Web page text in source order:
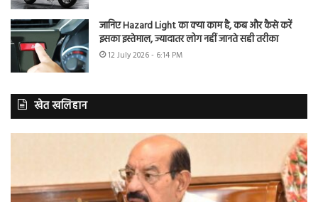
जानिए Hazard Light का क्या काम है, कब और कैसे करें
इसका इस्तेमाल, ज्यादातर लोग नहीं जानते सही तरीका
12 July 2026 - 6:14 PM
खेत खलिहान